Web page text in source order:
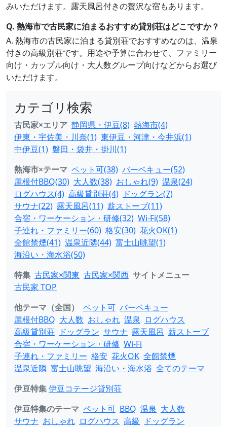
みいただけます。露天風呂付きの贅沢な宿もあります。
Q. 熱海市で古民家に泊まるおすすめ貸別荘はどこですか？
A. 熱海市の古民家に泊まる貸別荘でおすすめなのは、温泉
付きの高級別荘です。用途や予算に合わせて、ファミリー
向け・カップル向け・大人数グループ向けなどからお選び
いただけます。
カテゴリ検索
古民家×エリア 静岡県・伊豆(8) 熱海市(4)
伊東・宇佐美・川奈(1) 東伊豆・河津・今井浜(1)
中伊豆(1) 磐田・袋井・掛川(1)
熱海市×テーマ ペット可(38) バーベキュー(52)
屋根付BBQ(30) 大人数(38) おしゃれ(9) 温泉(24)
ログハウス(4) 高級貸別荘(4) ドッグラン(7)
サウナ(22) 露天風呂(11) 薪ストーブ(11)
合宿・ワーケーション・研修(32) Wi-Fi(58)
子連れ・ファミリー(60) 格安(30) 花火OK(1)
全館禁煙(41) 温泉近隣(44) 富士山眺望(1)
海沿い・海水浴(50)
特集 古民家×関東 古民家×関西 サイトメニュー
古民家 TOP
他テーマ（全国）
ペット可 バーベキュー
屋根付BBQ 大人数 おしゃれ 温泉 ログハウス
高級貸別荘 ドッグラン サウナ 露天風呂 薪ストーブ
合宿・ワーケーション・研修 Wi-Fi
子連れ・ファミリー 格安 花火OK 全館禁煙
温泉近隣 富士山眺望 海沿い・海水浴 全てのテーマ
伊豆特集伊豆コテージ貸別荘
伊豆特集のテーマ ペット可 BBQ 温泉 大人数
サウナ おしゃれ ログハウス 高級
ドッグラン